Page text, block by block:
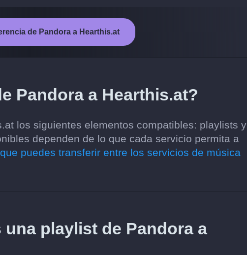
de Pandora a Hearthis.at
Pandora a Hearthis.at?
los siguientes elementos compatibles: playlists y
dependen de lo que cada servicio permita a
puedes transferir entre los servicios de música
playlist de Pandora a